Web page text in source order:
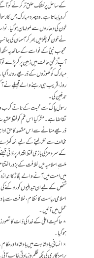
کے ساحل پر خشک حلق تر کرنے کو آگے
کر دیا جاتا ہے. وہ چہرہ مبارک جس کا
خون کی دھاروں سے لہولہان ہوگیا.
نے خون کو چُلوّ میں بھر کر آسمان
محبوب نبیؐ کے نواسے کے ساتھ یہ
آپ ؓ زخمی حالت میں زمین پر گر پڑے
ِمبارک کو گھوڑوں کے ذریعے روندا
روز، قریب ہی رہنے والے قبیلے نے آ کر
تدفین کی۔
رسولِ پاک ؐ سے محبت کے ناتے کرب و
تقاضاہے۔ مگر کیا اس غم کو فقط
ذریعے منانے سے اس مقصد کا حق ادا
مخالف سے ٹکر لینے کے لیے اٹھ
کے سر دھڑ کی بازی فقط اقتدار پر
ملت ِ اسلامیہ میں خلافت کے بزور
میں امت میں آنے والے بگاڑ کا اندازہ
شخص کے لیے ان تبدیلیوں کو روکنے
اسلامی ریاست کا نظام ، خلافت سے
عمل میں آئیں۔
٭ حاکمیت اعلیٰ کے خدا کی ذات کا تصور
ہوگیا۔
٭ انسانی بادشاہت میں بادشاہ اور